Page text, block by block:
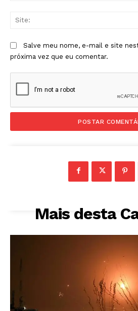
Salve meu nome, e-mail e site
próxima vez que eu comentar.
Mais desta